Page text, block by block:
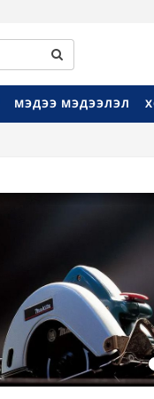
МЭДЭЭ МЭДЭЭЛЭЛ